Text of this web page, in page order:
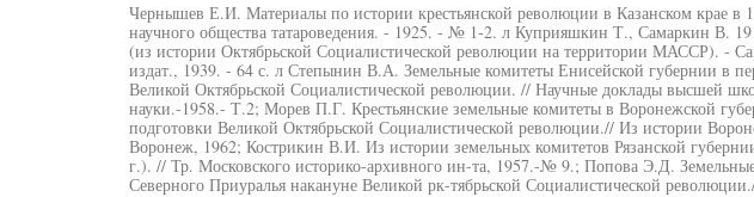
Чернышев Е.И. Материалы по истории крестьянской революции в Казанском крае в
научного общества татароведения. - 1925. - № 1-2. л Куприяшкин Т., Самаркин В.
(из истории Октябрьской Социалистической революции на территории МАССР). -
издат., 1939. - 64 с. л Степынин В.А. Земельные комитеты Енисейской губернии в
Великой Октябрьской Социалистической революции. // Научные доклады высшей
науки.-1958.- Т.2; Морев П.Г. Крестьянские земельные комитеты в Воронежской
подготовки Великой Октябрьской Социалистической революции.// Из истории
Воронеж, 1962; Кострикин В.И. Из истории земельных комитетов Рязанской
г.). // Тр. Московского историко-архивного ин-та, 1957.-№ 9.; Попова Э.Д.
Северного Приуралья накануне Великой рк-тябрьской Социалистической